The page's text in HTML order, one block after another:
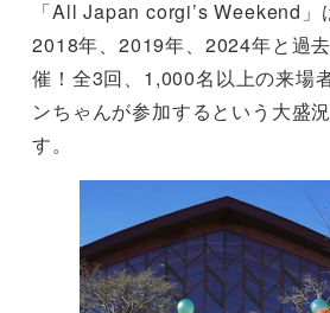
「All Japan corgi’s Weekend」
2018年、2019年、2024年と過
催！全3回、1,000名以上の来場
ンちゃんが参加するという大盛
す。